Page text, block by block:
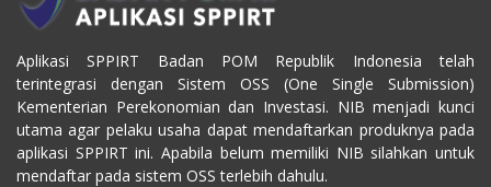
Aplikasi SPPIRT Badan POM Republik Indonesia telah
terintegrasi dengan Sistem OSS (One Single Submission)
Kementerian Perekonomian dan Investasi. NIB menjadi kunci
utama agar pelaku usaha dapat mendaftarkan produknya pada
aplikasi SPPIRT ini. Apabila belum memiliki NIB silahkan untuk
mendaftar pada sistem OSS terlebih dahulu.